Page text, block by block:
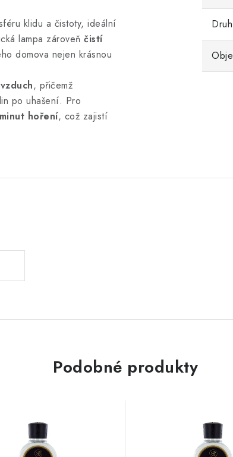
klidu a čistoty, ideální
lampa zároveň čistí
domova nejen krásnou
, přičemž
po uhašení. Pro
hoření, což zajistí
Druh
Podobné produkty